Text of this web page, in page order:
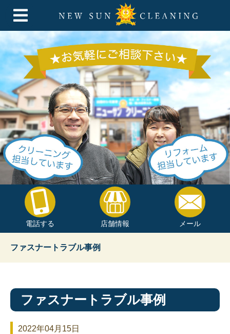
電話する 店舗情報 メール
ファスナートラブル事例
ファスナートラブル事例
2022年04月15日